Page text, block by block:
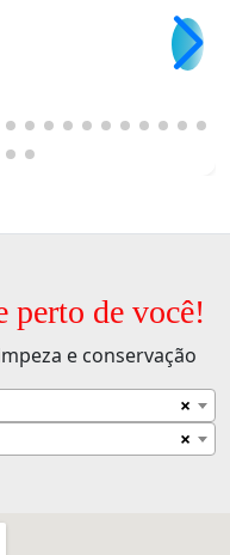
perto de você!
e conservação
×
×